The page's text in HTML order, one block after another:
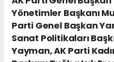
Yönetimler Başkanı
Parti Genel Başkan
Sanat Politikaları
Yayman, AK Parti